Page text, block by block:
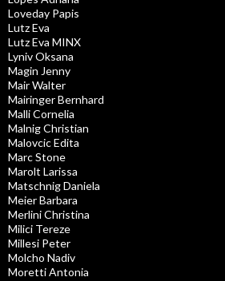
Loveday Papis
Lutz Eva
Lutz Eva MINX
Lyniv Oksana
Magin Jenny
Mair Walter
Mairinger Bernhard
Malli Cornelia
Malnig Christian
Malovcic Edita
Marc Stone
Marolt Larissa
Matschnig Daniela
Meier Barbara
Merlini Christina
Milici Tereze
Millesi Peter
Molcho Nadiv
Moretti Antonia